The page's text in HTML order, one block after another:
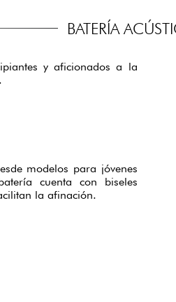
BATERÍA
y aficionados a la
modelos para jóvenes
cuenta con biseles
la afinación.